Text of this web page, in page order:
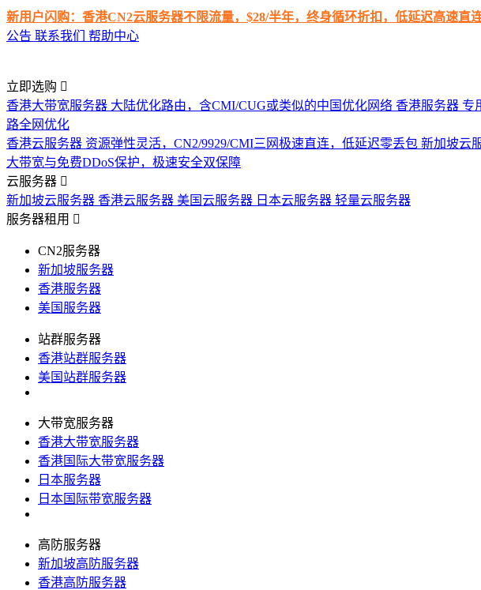
新用户闪购：香港CN2云服务器不限流量，$28/半年，终身循环折扣，低延迟高速直
公告 联系我们 帮助中心
立即选购
香港大带宽服务器 大陆优化路由，含CMI/CUG或类似的中国优化网络 香港服务器 专
路全网优化
香港云服务器 资源弹性灵活，CN2/9929/CMI三网极速直连，低延迟零丢包 新加坡云
大带宽与免费DDoS保护，极速安全双保障
云服务器
新加坡云服务器 香港云服务器 美国云服务器 日本云服务器 轻量云服务器
服务器租用
CN2服务器
新加坡服务器
香港服务器
美国服务器
站群服务器
香港站群服务器
美国站群服务器
大带宽服务器
香港大带宽服务器
香港国际大带宽服务器
日本服务器
日本国际带宽服务器
高防服务器
新加坡高防服务器
香港高防服务器